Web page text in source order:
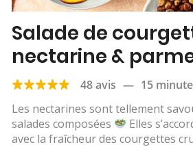
Salade de
nectarine &
48 avis — 15
Les nectarines sont tellement
salades composées
Elles
avec la fraîcheur des courgettes